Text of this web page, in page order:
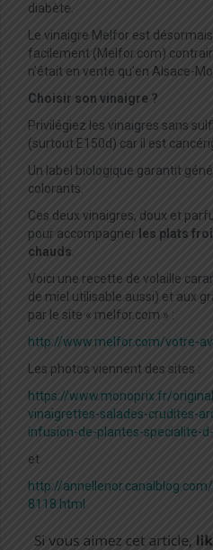
diabète.
Le vinaigre Melfor est
facilement (Melfor.com)
n’était en vente qu’en Alsace-
Choisir son vinaigre ?
Privilégiez les vinaigres sans
(surtout E150d) car il est
Un label biologique garantit
colorants.
Ces deux vinaigres, doux et
pour accompagner les plats
chauds
Voici une recette de volaille
de miel utilisable aussi) et aux
par le site « melfor.com » :
http://www.melfor.com/votre-
Les photos viennent des sites :
https://www.monoprix.fr/
vinaigrettes-salades-crudites-
infusion-de-plantes-specialite-
et
http://
8118.html